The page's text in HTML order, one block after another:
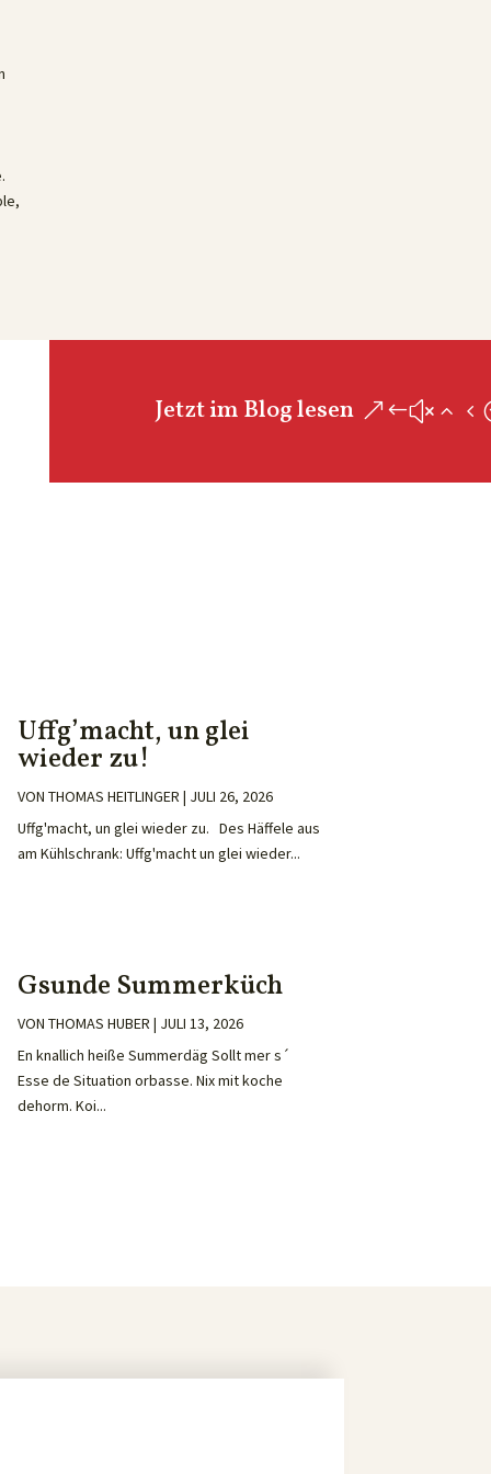
Jetzt im Blog lesen
Uffg’macht, un glei
wieder zu!
VON THOMAS HEITLINGER | JULI 26, 2026
Uffg'macht, un glei wieder zu. Des Häffele aus
am Kühlschrank: Uffg'macht un glei wieder...
Gsunde Summerküch
VON THOMAS HUBER | JULI 13, 2026
En knallich heiße Summerdäg Sollt mer s´
Esse de Situation orbasse. Nix mit koche
dehorm. Koi...